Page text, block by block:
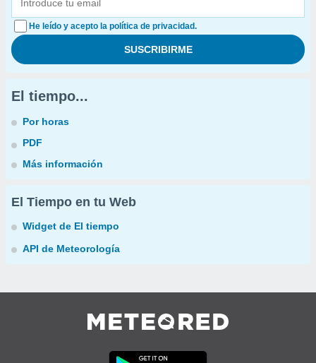
He leído y acepto la política de privacidad.
El tiempo...
Por horas
PDF
Más información
El Tiempo en tu Web
Widget de El tiempo
API de Meteorología